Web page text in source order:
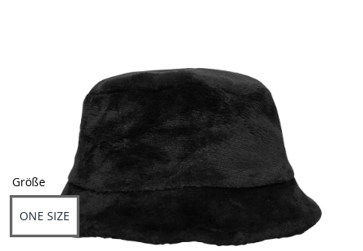
Größe
ONE SIZE